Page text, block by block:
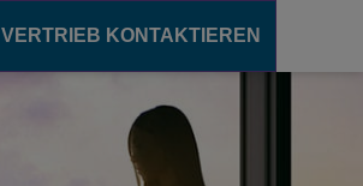
VERTRIEB KONTAKTIEREN